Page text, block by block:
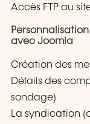
Accès FTP au
avec Joomla
Création des
Détails des
sondage)
La syndication